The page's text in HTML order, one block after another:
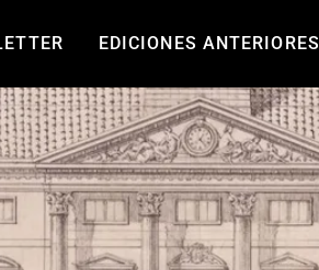
EDICIONES ANTERIORES